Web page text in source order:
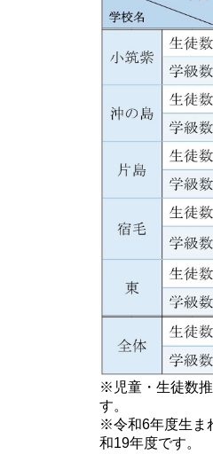
※児童・生徒数
す。
※令和6年度生ま
和19年度です。